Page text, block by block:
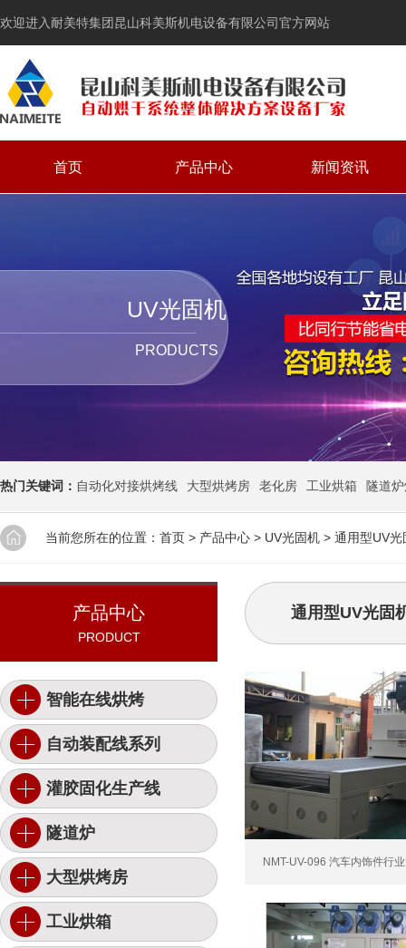
欢迎进入耐美特集团昆山科美斯机电设备有限公司官方网站
首页 产品中心 新闻资讯
UV光固机
PRODUCTS
热门关键词： 自动化对接烘烤线 大型烘烤房 老化房 工业烘箱 隧道
当前您所在的位置： 首页 > 产品中心 > UV光固机 > 通用型UV光
产品中心
PRODUCT
智能在线烘烤
自动装配线系列
灌胶固化生产线
隧道炉
大型烘烤房
工业烘箱
通用型UV光固
NMT-UV-096 汽车内饰件行